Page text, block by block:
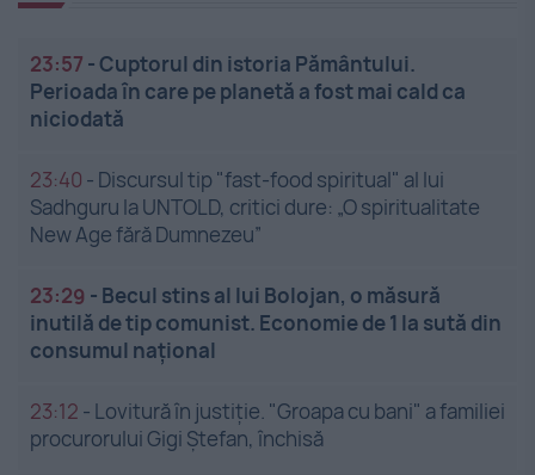
23:57 -Cuptorul din istoria Pământului.
Perioada în care pe planetă a fost mai cald ca
niciodată
23:40 - Discursul tip "fast-food spiritual" al lui
Sadhguru la UNTOLD, critici dure: „O spiritualitate
New Age fără Dumnezeu”
23:29 - Becul stins al lui Bolojan, o măsură
inutilă de tip comunist. Economie de 1 la sută din
consumul național
23:12 - Lovitură în justiție. "Groapa cu bani" a familiei
procurorului Gigi Ștefan, închisă